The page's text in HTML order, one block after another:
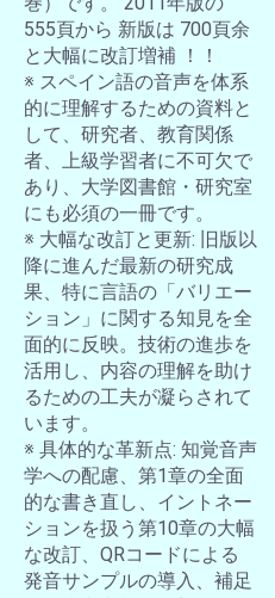
555頁から 新版は 700頁余
と大幅に改訂増補 ！！
※ スペイン語の音声を体系
的に理解するための資料と
して、研究者、教育関係
者、上級学習者に不可欠で
あり、大学図書館・研究室
にも必須の一冊です。
※ 大幅な改訂と更新: 旧版以
降に進んだ最新の研究成
果、特に言語の「バリエー
ション」に関する知見を全
面的に反映。技術の進歩を
活用し、内容の理解を助け
るための工夫が凝らされて
います。
※ 具体的な革新点: 知覚音声
学への配慮、第1章の全面
的な書き直し、イントネー
ションを扱う第10章の大幅
な改訂、QRコードによる
発音サンプルの導入、補足